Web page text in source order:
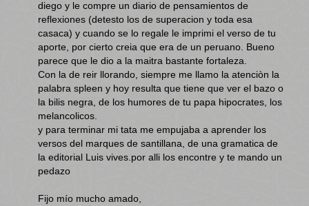
diego y le compre un diario de pensamientos de
reflexiones (detesto los de superacion y toda esa
casaca) y cuando se lo regale le imprimi el verso de tu
aporte, por cierto creia que era de un peruano. Bueno
parece que le dio a la maitra bastante fortaleza.
Con la de reir llorando, siempre me llamo la atenciòn la
palabra spleen y hoy resulta que tiene que ver el bazo o
la bilis negra, de los humores de tu papa hipocrates, los
melancolicos.
y para terminar mi tata me empujaba a aprender los
versos del marques de santillana, de una gramatica de
la editorial Luis vives.por alli los encontre y te mando un
pedazo
Fijo mío mucho amado,